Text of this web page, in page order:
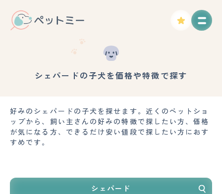
シェパードの子犬を価格や特徴で探す
好みのシェパードの子犬を探せます。近くのペットショ
ップから、飼い主さんの好みの特徴で探したい方、価格
が気になる方、できるだけ安い値段で探したい方におす
すめです。
シェパード